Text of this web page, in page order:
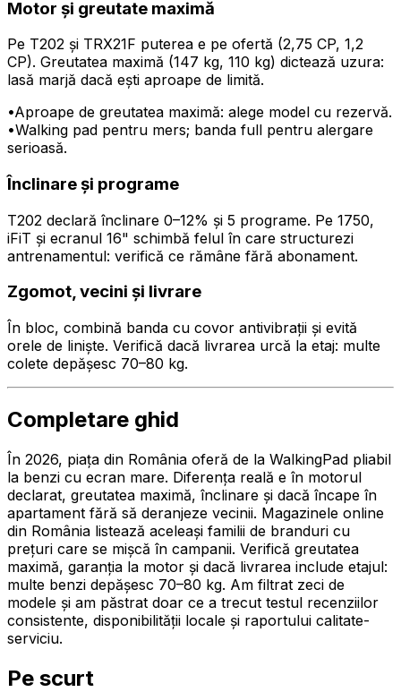
Motor și greutate maximă
Pe T202 și TRX21F puterea e pe ofertă (2,75 CP, 1,2
CP). Greutatea maximă (147 kg, 110 kg) dictează uzura:
lasă marjă dacă ești aproape de limită.
•Aproape de greutatea maximă: alege model cu rezervă.
•Walking pad pentru mers; banda full pentru alergare
serioasă.
Înclinare și programe
T202 declară înclinare 0–12% și 5 programe. Pe 1750,
iFiT și ecranul 16" schimbă felul în care structurezi
antrenamentul: verifică ce rămâne fără abonament.
Zgomot, vecini și livrare
În bloc, combină banda cu covor antivibrații și evită
orele de liniște. Verifică dacă livrarea urcă la etaj: multe
colete depășesc 70–80 kg.
Completare ghid
În 2026, piața din România oferă de la WalkingPad pliabil
la benzi cu ecran mare. Diferența reală e în motorul
declarat, greutatea maximă, înclinare și dacă încape în
apartament fără să deranjeze vecinii. Magazinele online
din România listează aceleași familii de branduri cu
prețuri care se mișcă în campanii. Verifică greutatea
maximă, garanția la motor și dacă livrarea include etajul:
multe benzi depășesc 70–80 kg. Am filtrat zeci de
modele și am păstrat doar ce a trecut testul recenziilor
consistente, disponibilității locale și raportului calitate-
serviciu.
Pe scurt